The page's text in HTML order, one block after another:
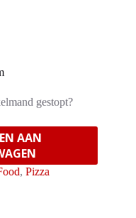
gestopt?
AAN
, Pizza